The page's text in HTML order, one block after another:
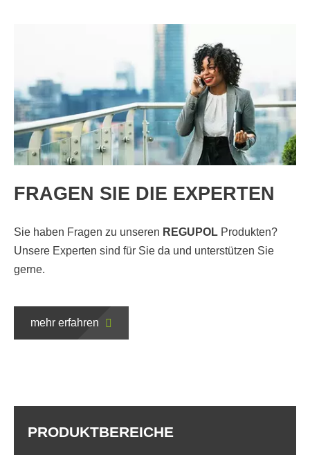
FRAGEN SIE DIE EXPERTEN
Sie haben Fragen zu unseren REGUPOL Produkten?
Unsere Experten sind für Sie da und unterstützen Sie
gerne.
mehr erfahren
PRODUKTBEREICHE